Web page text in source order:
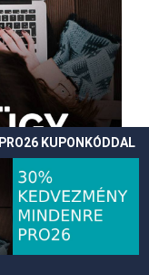
KUPONKÓDDAL
-